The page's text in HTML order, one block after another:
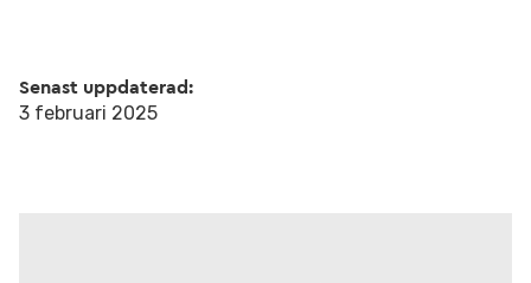
Senast uppdaterad:
3 februari 2025